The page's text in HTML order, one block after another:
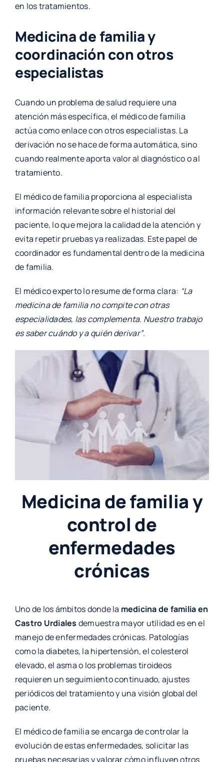
en los tratamientos.
Medicina de familia y
coordinación con otros
especialistas
Cuando un problema de salud requiere una
atención más específica, el médico de familia
actúa como enlace con otros especialistas. La
derivación no se hace de forma automática, sino
cuando realmente aporta valor al diagnóstico o al
tratamiento.
El médico de familia proporciona al especialista
información relevante sobre el historial del
paciente, lo que mejora la calidad de la atención y
evita repetir pruebas ya realizadas. Este papel de
coordinador es fundamental dentro de la medicina
de familia.
El médico experto lo resume de forma clara: “La
medicina de familia no compite con otras
especialidades, las complementa. Nuestro trabajo
es saber cuándo y a quién derivar”.
Medicina de familia y
control de
enfermedades
crónicas
Uno de los ámbitos donde la medicina de familia en
Castro Urdiales demuestra mayor utilidad es en el
manejo de enfermedades crónicas. Patologías
como la diabetes, la hipertensión, el colesterol
elevado, el asma o los problemas tiroideos
requieren un seguimiento continuado, ajustes
periódicos del tratamiento y una visión global del
paciente.
El médico de familia se encarga de controlar la
evolución de estas enfermedades, solicitar las
pruebas necesarias y valorar cómo influyen otros